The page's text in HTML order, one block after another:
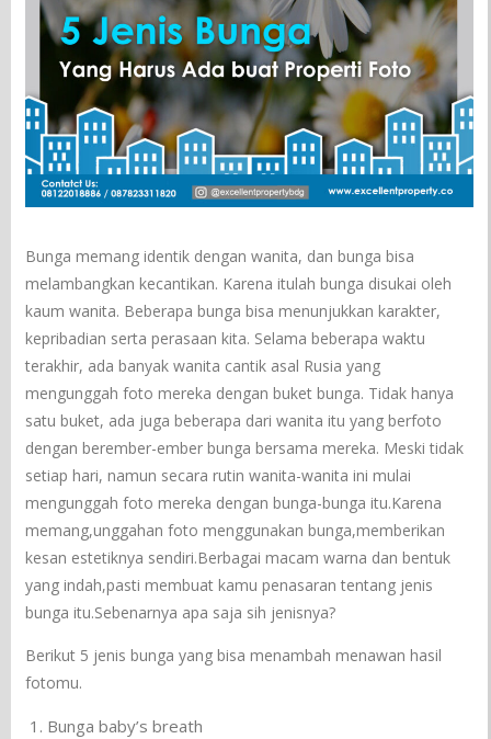
Bunga memang identik dengan wanita, dan bunga bisa
melambangkan kecantikan. Karena itulah bunga disukai oleh
kaum wanita. Beberapa bunga bisa menunjukkan karakter,
kepribadian serta perasaan kita. Selama beberapa waktu
terakhir, ada banyak wanita cantik asal Rusia yang
mengunggah foto mereka dengan buket bunga. Tidak hanya
satu buket, ada juga beberapa dari wanita itu yang berfoto
dengan berember-ember bunga bersama mereka. Meski tidak
setiap hari, namun secara rutin wanita-wanita ini mulai
mengunggah foto mereka dengan bunga-bunga itu.Karena
memang,unggahan foto menggunakan bunga,memberikan
kesan estetiknya sendiri.Berbagai macam warna dan bentuk
yang indah,pasti membuat kamu penasaran tentang jenis
bunga itu.Sebenarnya apa saja sih jenisnya?
Berikut 5 jenis bunga yang bisa menambah menawan hasil
fotomu.
Bunga baby’s breath